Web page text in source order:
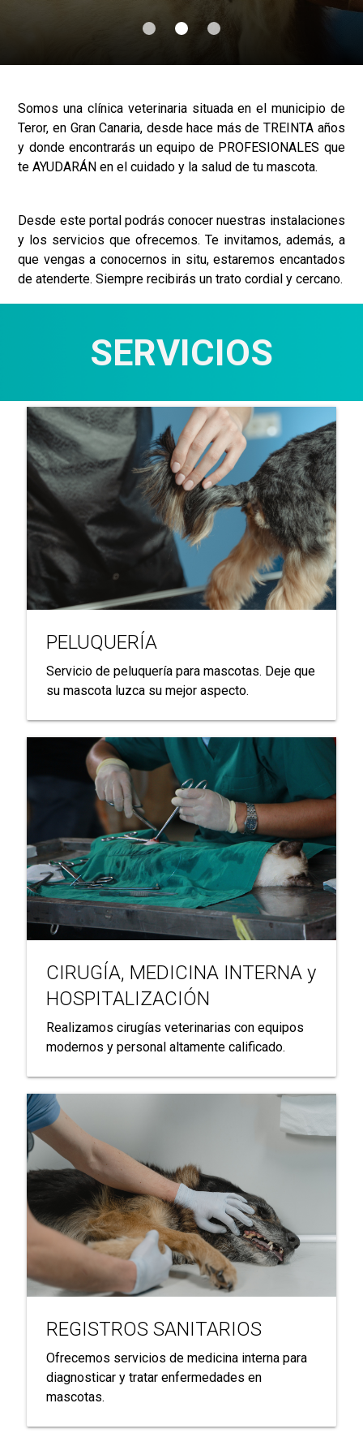
Somos una clínica veterinaria situada en el municipio de
Teror, en Gran Canaria, desde hace más de TREINTA años
y donde encontrarás un equipo de PROFESIONALES que
te AYUDARÁN en el cuidado y la salud de tu mascota.
Desde este portal podrás conocer nuestras instalaciones
y los servicios que ofrecemos. Te invitamos, además, a
que vengas a conocernos in situ, estaremos encantados
de atenderte. Siempre recibirás un trato cordial y cercano.
SERVICIOS
PELUQUERÍA
Servicio de peluquería para mascotas. Deje que
su mascota luzca su mejor aspecto.
CIRUGÍA, MEDICINA INTERNA y
HOSPITALIZACIÓN
Realizamos cirugías veterinarias con equipos
modernos y personal altamente calificado.
REGISTROS SANITARIOS
Ofrecemos servicios de medicina interna para
diagnosticar y tratar enfermedades en
mascotas.